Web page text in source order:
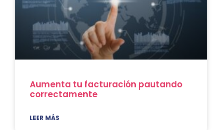
Aumenta tu facturación pautando
correctamente
LEER MÁS